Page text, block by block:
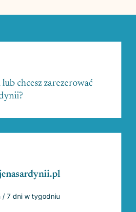
chcesz zarezerować
/ 7 dni w tygodniu